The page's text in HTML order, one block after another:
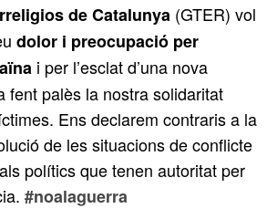
de Catalunya (GTER) vol
dolor i preocupació per
i per l’esclat d’una nova
fent palès la nostra solidaritat
Ens declarem contraris a la
de les situacions de conflicte
polítics que tenen autoritat per
#noalaguerra